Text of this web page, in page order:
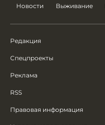
Новости Выживание
Редакция
Спецпроекты
Реклама
RSS
Правовая информация